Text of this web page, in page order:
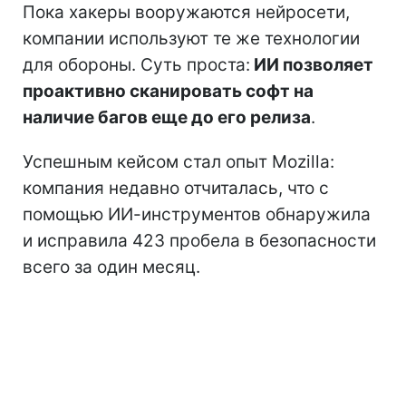
Пока хакеры вооружаются нейросети,
компании используют те же технологии
для обороны. Суть проста: ИИ позволяет
проактивно сканировать софт на
наличие багов еще до его релиза.
Успешным кейсом стал опыт Mozilla:
компания недавно отчиталась, что с
помощью ИИ-инструментов обнаружила
и исправила 423 пробела в безопасности
всего за один месяц.